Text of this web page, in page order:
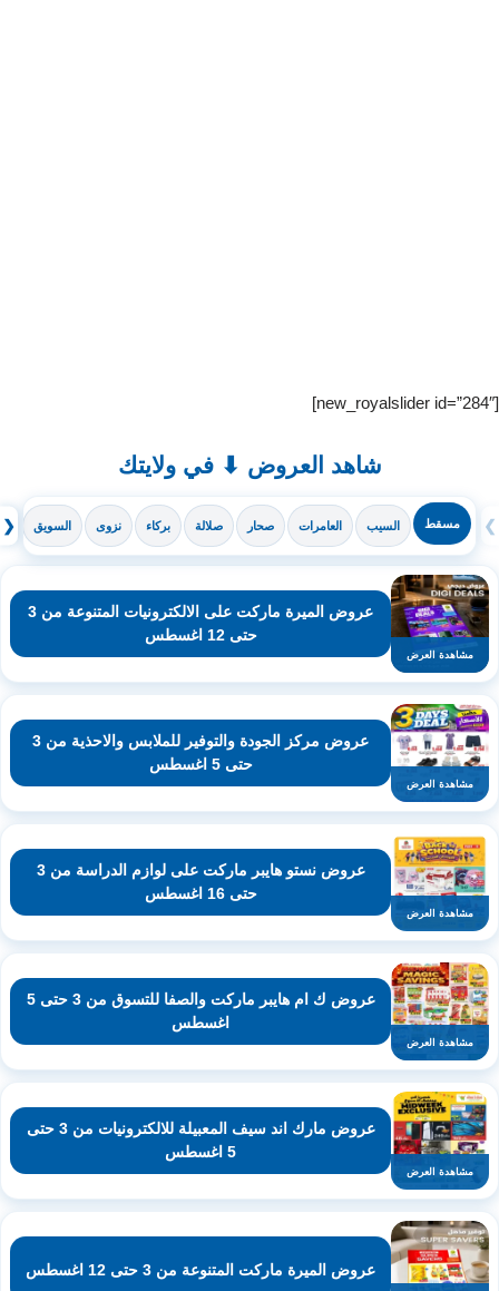
[new_royalslider id=”284″]
شاهد العروض ⬇ في ولايتك
❮ مسقط السيب العامرات صحار صلالة بركاء نزوى السويق ❯
مشاهدة العرض
عروض الميرة ماركت على الالكترونيات المتنوعة من 3
حتى 12 اغسطس
مشاهدة العرض
عروض مركز الجودة والتوفير للملابس والاحذية من 3
حتى 5 اغسطس
مشاهدة العرض
عروض نستو هايبر ماركت على لوازم الدراسة من 3
حتى 16 اغسطس
مشاهدة العرض
عروض ك ام هايبر ماركت والصفا للتسوق من 3 حتى 5
اغسطس
مشاهدة العرض
عروض مارك اند سيف المعبيلة للالكترونيات من 3 حتى
5 اغسطس
عروض الميرة ماركت المتنوعة من 3 حتى 12 اغسطس